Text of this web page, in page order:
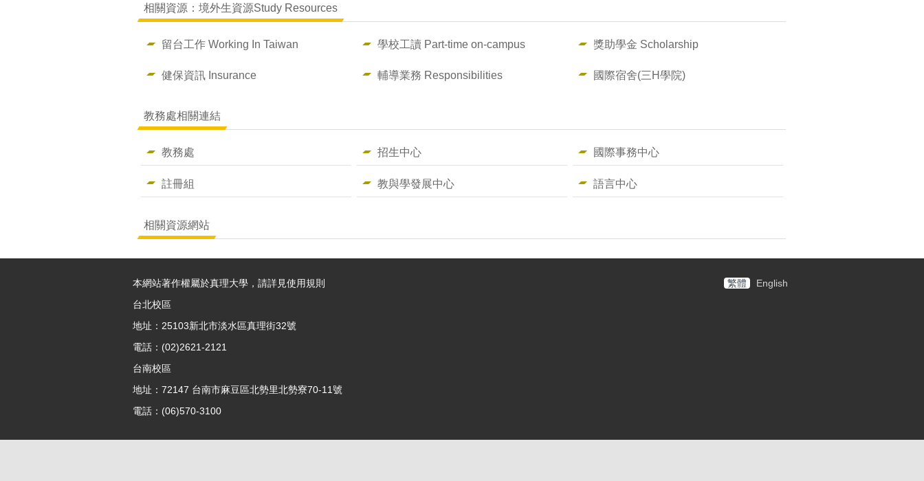
相關資源：境外生資源Study Resources
留台工作 Working In Taiwan 學校工讀 Part-time on-campus 獎助學金 Scholarship
健保資訊 Insurance 輔導業務 Responsibilities 國際宿舍(三H學院)
教務處相關連結
教務處 招生中心 國際事務中心
註冊組 教與學發展中心 語言中心
相關資源網站
繁體 English
本網站著作權屬於真理大學，請詳見使用規則
台北校區
地址：25103新北市淡水區真理街32號
電話：(02)2621-2121
台南校區
地址：72147 台南市麻豆區北勢里北勢寮70-11號
電話：(06)570-3100